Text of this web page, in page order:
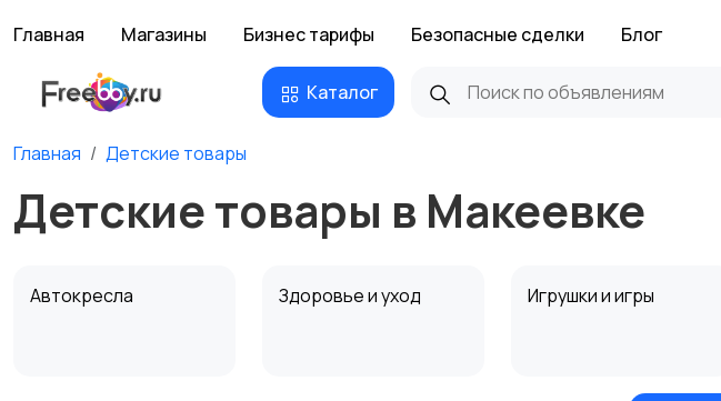
Главная Магазины Бизнес тарифы Безопасные сделки Блог
Каталог
Главная Детские товары
Детские товары в Макеевке
Автокресла Здоровье и уход Игрушки и игры